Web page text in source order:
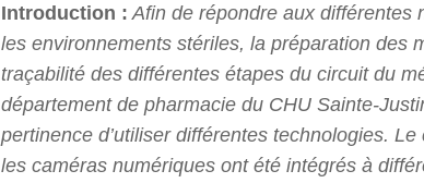
Introduction : Afin de répondre aux différentes
les environnements stériles, la préparation des
traçabilité des différentes étapes du circuit du
département de pharmacie du CHU Sainte-
pertinence d’utiliser différentes technologies.
les caméras numériques ont été intégrés à